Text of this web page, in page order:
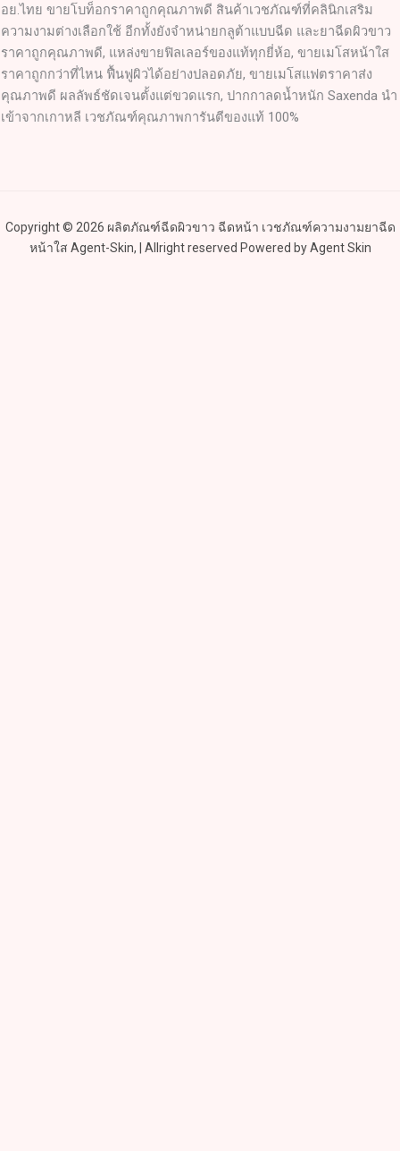
อย.ไทย ขายโบท็อกราคาถูกคุณภาพดี สินค้าเวชภัณฑ์ที่คลินิกเสริม
ความงามต่างเลือกใช้ อีกทั้งยังจำหน่ายกลูต้าแบบฉีด และยาฉีดผิวขาว
ราคาถูกคุณภาพดี, แหล่งขายฟิลเลอร์ของแท้ทุกยี่ห้อ, ขายเมโสหน้าใส
ราคาถูกกว่าที่ไหน ฟื้นฟูผิวได้อย่างปลอดภัย, ขายเมโสแฟตราคาส่ง
คุณภาพดี ผลลัพธ์ชัดเจนตั้งแต่ขวดแรก, ปากกาลดน้ำหนัก Saxenda นำ
เข้าจากเกาหลี เวชภัณฑ์คุณภาพการันตีของแท้ 100%
Copyright © 2026 ผลิตภัณฑ์ฉีดผิวขาว ฉีดหน้า เวชภัณฑ์ความงามยาฉีด
หน้าใส Agent-Skin, | Allright reserved Powered by Agent Skin